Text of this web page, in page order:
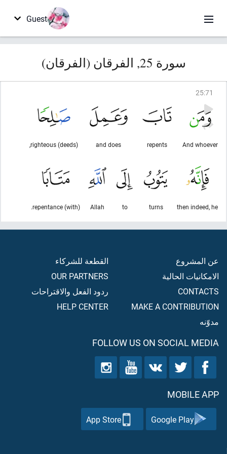
Guest
سورة 25, الفرقان (الفرقان)
25:71
And whoever
repents
and does
righteous (deeds),
then indeed, he
turns
to
Allah
(with) repentance.
عن المشروع
الامكانيات الحالية
CONTACTS
MAKE A CONTRIBUTION
مدوّنه
القطعة للشركاء
OUR PARTNERS
ردود الفعل والاقتراحات
HELP CENTER
FOLLOW US ON SOCIAL MEDIA
MOBILE APP
Google Play
App Store